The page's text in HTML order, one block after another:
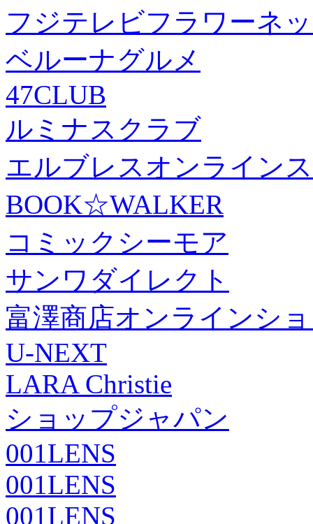
フジテレビフラワーネ
ベルーナグルメ
47CLUB
ルミナスクラブ
エルブレスオンライン
BOOK☆WALKER
コミックシーモア
サンワダイレクト
富澤商店オンラインシ
U-NEXT
LARA Christie
ショップジャパン
001LENS
001LENS
001LENS